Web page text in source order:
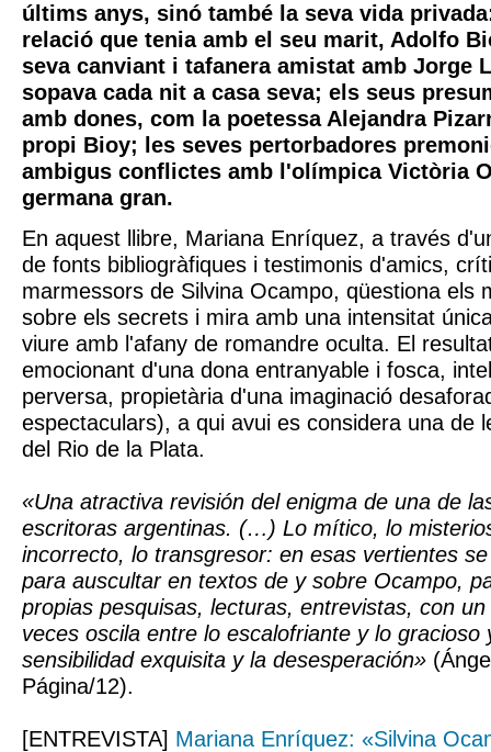
últims anys, sinó també la seva vida
relació que tenia amb el seu marit, Adolfo
seva canviant i tafanera amistat amb Jorge
sopava cada nit a casa seva; els seus
amb dones, com la poetessa Alejandra
propi Bioy; les seves pertorbadores
ambigus conflictes amb l'olímpica Victòria
germana gran.
En aquest llibre, Mariana Enríquez, a través
de fonts bibliogràfiques i testimonis d'amics,
marmessors de Silvina Ocampo, qüestiona els
sobre els secrets i mira amb una intensitat
viure amb l'afany de romandre oculta. El
emocionant d'una dona entranyable i fosca,
perversa, propietària d'una imaginació
espectaculars), a qui avui es considera una de
del Rio de la Plata.
«Una atractiva revisión del enigma de una de
escritoras argentinas. (…) Lo mítico, lo
incorrecto, lo transgresor: en esas vertientes
para auscultar en textos de y sobre Ocampo,
propias pesquisas, lecturas, entrevistas, con
veces oscila entre lo escalofriante y lo gracioso
sensibilidad exquisita y la desesperación»
Página/12).
[ENTREVISTA] Mariana Enríquez: «Silvina